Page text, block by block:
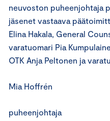
neuvoston puheenjohtaja
jäsenet vastaava
Elina Hakala, General
varatuomari Pia
OTK Anja Peltonen ja
Mia Hoffrén